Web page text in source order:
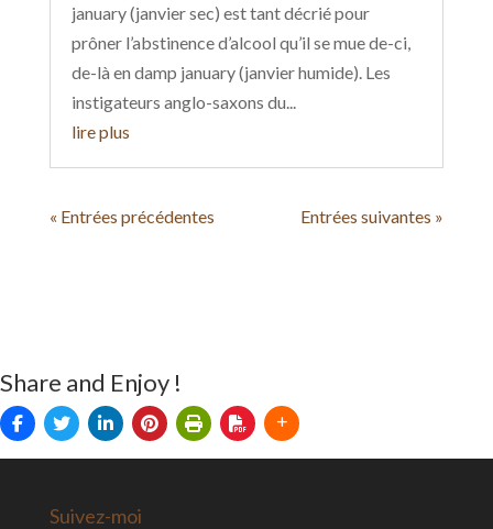
january (janvier sec) est tant décrié pour
prôner l’abstinence d’alcool qu’il se mue de-ci,
de-là en damp january (janvier humide). Les
instigateurs anglo-saxons du...
lire plus
« Entrées précédentes Entrées suivantes »
Share and Enjoy !
Suivez-moi